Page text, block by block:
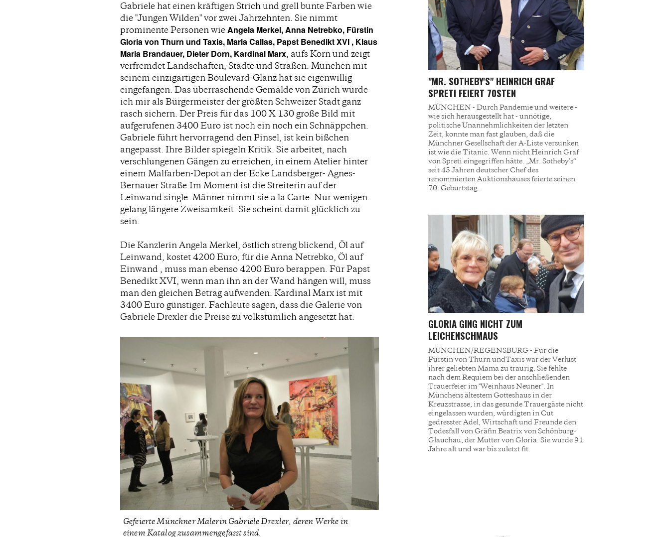
Gabriele hat einen kräftigen Strich und grell bunte Farben wie
die "Jungen Wilden" vor zwei Jahrzehnten. Sie nimmt
prominente Personen wieAngela Merkel, Anna Netrebko, Fürstin
Gloria von Thurn und Taxis, Maria Callas, Papst Benedikt XVI , Klaus
Maria Brandauer, Dieter Dorn, Kardinal Marx, aufs Korn und zeigt
verfremdet Landschaften, Städte und Straßen. München mit
seinem einzigartigen Boulevard-Glanz hat sie eigenwillig
eingefangen. Das überraschende Gemälde von Zürich würde
ich mir als Bürgermeister der größten Schweizer Stadt ganz
rasch sichern. Der Preis für das 100 X 130 große Bild mit
aufgerufenen 3400 Euro ist noch ein noch ein Schnäppchen.
Gabriele führt hervorragend den Pinsel, ist kein bißchen
angepasst. Ihre Bilder spiegeln Kritik. Sie arbeitet, nach
verschlungenen Gängen zu erreichen, in einem Atelier hinter
einem Malfarben-Depot an der Ecke Landsberger- Agnes-
Bernauer Straße.Im Moment ist die Streiterin auf der
Leinwand single. Männer nimmt sie a la Carte. Nur wenigen
gelang längere Zweisamkeit. Sie scheint damit glücklich zu
sein.
Die Kanzlerin Angela Merkel, östlich streng blickend, Öl auf
Leinwand, kostet 4200 Euro, für die Anna Netrebko, Öl auf
Einwand , muss man ebenso 4200 Euro berappen. Für Papst
Benedikt XVI, wenn man ihn an der Wand hängen will, muss
man den gleichen Betrag aufwenden. Kardinal Marx ist mit
3400 Euro günstiger. Fachleute sagen, dass die Galerie von
Gabriele Drexler die Preise zu volkstümlich angesetzt hat.
Gefeierte Münchner Malerin Gabriele Drexler, deren Werke in
einem Katalog zusammengefasst sind.
"MR. SOTHEBY'S" HEINRICH GRAF
SPRETI FEIERT 70STEN
MÜNCHEN - Durch Pandemie und weitere -
wie sich herausgestellt hat - unnötige,
politische Unannehmlichkeiten der letzten
Zeit, konnte man fast glauben, daß die
Münchner Gesellschaft der A-Liste versunken
ist wie die Titanic. Wenn nicht Heinrich Graf
von Spreti eingegriffen hätte. „Mr. Sotheby’s“
seit 45 Jahren deutscher Chef des
renommierten Auktionshauses feierte seinen
70. Geburtstag.
GLORIA GING NICHT ZUM
LEICHENSCHMAUS
MÜNCHEN/REGENSBURG - Für die
Fürstin von Thurn undTaxis war der Verlust
ihrer geliebten Mama zu traurig. Sie fehlte
nach dem Requiem bei der anschließenden
Trauerfeier im "Weinhaus Neuner". In
Münchens ältestem Gotteshaus in der
Kreuzstrasse, in das gesunde Trauergäste nicht
eingelassen wurden, würdigten in Cut
gedresster Adel, Wirtschaft und Freunde den
Todesfall von Gräfin Beatrix von Schönburg-
Glauchau, der Mutter von Gloria. Sie wurde 91
Jahre alt und war bis zuletzt fit.